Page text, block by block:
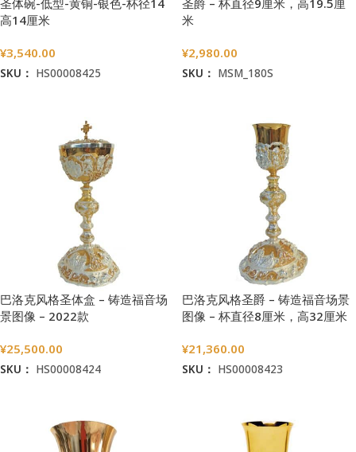
高14厘米
¥3,540.00
SKU： HS00008425
米
¥2,980.00
SKU： MSM_180S
巴洛克风格圣体盒 – 铸造福音场
景图像 – 2022款
¥25,500.00
SKU： HS00008424
巴洛克风格圣爵 – 铸造福音场景
图像 – 杯直径8厘米，高32厘米
¥21,360.00
SKU： HS00008423